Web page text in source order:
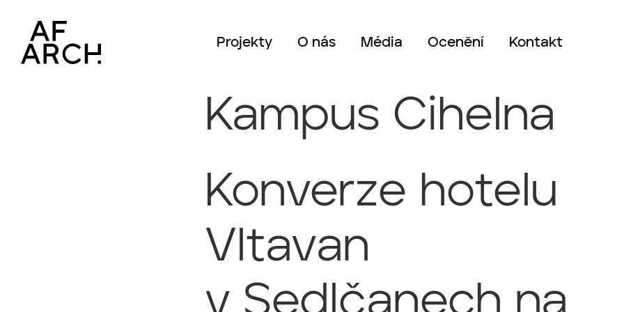
Projekty O nás Média Ocenění Kontakt
Kampus Cihelna
Konverze hotelu
Vltavan